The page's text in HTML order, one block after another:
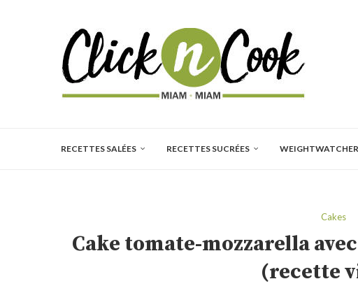
RECETTES SALÉES RECETTES SUCRÉES
Cakes
Cake tomate-mozzarella
(recette